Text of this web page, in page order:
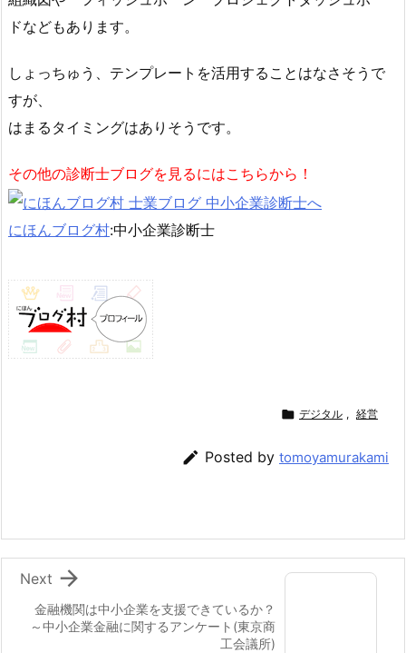
ドなどもあります。
しょっちゅう、テンプレートを活用することはなさそうで
すが、
はまるタイミングはありそうです。
その他の診断士ブログを見るにはこちらから！
にほんブログ村:中小企業診断士
 デジタル , 経営
 Posted by tomoyamurakami
金融機関は中小企業を支援できているか？
～中小企業金融に関するアンケート(東京商
工会議所)

Next